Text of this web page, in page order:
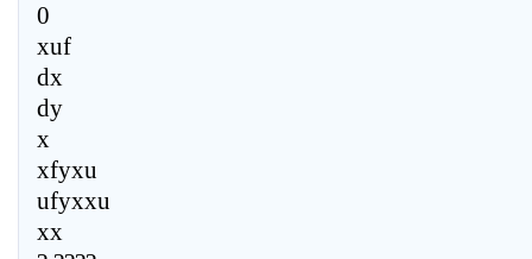
0
xuf
dx
dy
x
xfyxu
ufyxxu
xx